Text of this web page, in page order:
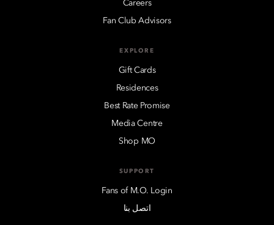
Careers
Fan Club Advisors
EXPLORE
Gift Cards
Residences
Best Rate Promise
Media Centre
Shop MO
SUPPORT
Fans of M.O. Login
اتصل بنا